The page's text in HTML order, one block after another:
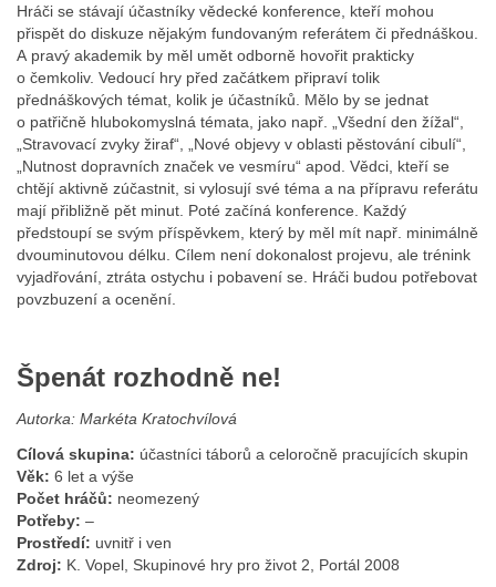
Hráči se stávají účastníky vědecké konference, kteří mohou
přispět do diskuze nějakým fundovaným referátem či přednáškou.
A pravý akademik by měl umět odborně hovořit prakticky
o čemkoliv. Vedoucí hry před začátkem připraví tolik
přednáškových témat, kolik je účastníků. Mělo by se jednat
o patřičně hlubokomyslná témata, jako např. „Všední den žížal“,
„Stravovací zvyky žiraf“, „Nové objevy v oblasti pěstování cibulí“,
„Nutnost dopravních značek ve vesmíru“ apod. Vědci, kteří se
chtějí aktivně zúčastnit, si vylosují své téma a na přípravu referátu
mají přibližně pět minut. Poté začíná konference. Každý
předstoupí se svým příspěvkem, který by měl mít např. minimálně
dvouminutovou délku. Cílem není dokonalost projevu, ale trénink
vyjadřování, ztráta ostychu i pobavení se. Hráči budou potřebovat
povzbuzení a ocenění.
Špenát rozhodně ne!
Autorka: Markéta Kratochvílová
Cílová skupina: účastníci táborů a celoročně pracujících skupin
Věk: 6 let a výše
Počet hráčů: neomezený
Potřeby: –
Prostředí: uvnitř i ven
Zdroj: K. Vopel, Skupinové hry pro život 2, Portál 2008